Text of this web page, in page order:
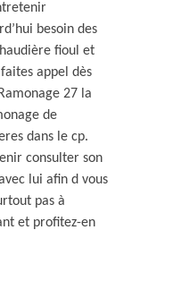
besoin des
fioul et
appel dès
27 la
de
dans le cp.
consulter son
lui afin d vous
pas à
et profitez-en